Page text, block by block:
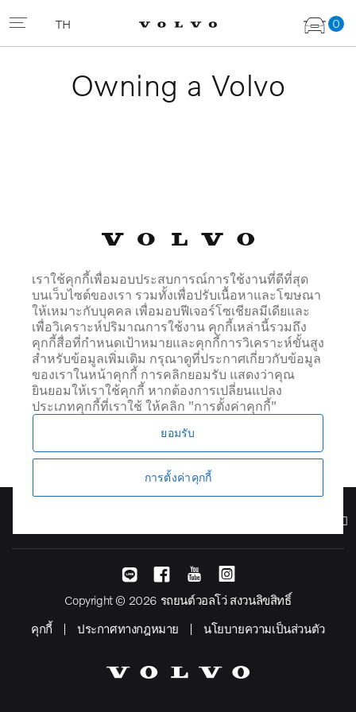
0
TH
Owning a Volvo
Copyright © 2026 รถยนต์วอลโว่ สงวนลิขสิทธิ์
คุกกี้
ประกาศทางกฎหมาย นโยบายความเป็นส่วนตัว
เราใช้คุกกี้เพื่อมอบประสบการณ์การใช้งานที่ดีที่สุด
บนเว็บไซต์ของเรา รวมทั้งเพื่อปรับเนื้อหาและโฆษณา
ให้เหมาะกับบุคคล เพื่อมอบฟีเจอร์โซเชียลมีเดียและ
เพื่อวิเคราะห์ปริมาณการใช้งาน คุกกี้เหล่านี้รวมถึง
คุกกี้สื่อที่กำหนดเป้าหมายและคุกกี้การวิเคราะห์ขั้นสูง
สำหรับข้อมูลเพิ่มเติม กรุณาดูที่ประกาศเกี่ยวกับข้อมูล
ของเราในหน้าคุกกี้ การคลิกยอมรับ แสดงว่าคุณ
ยินยอมให้เราใช้คุกกี้ หากต้องการเปลี่ยนแปลง
ประเภทคุกกี้ที่เราใช้ ให้คลิก "การตั้งค่าคุกกี้"
ยอมรับ
การตั้งค่าคุกกี้